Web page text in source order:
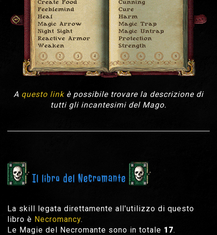
A questo linkè possibile trovare la descrizione di
tutti gli incantesimi del Mago.
Il libro del Necromante
La skill legata direttamente all'utilizzo di questo
libro è Necromancy.
Le Magie del Necromante sono in totale 17.